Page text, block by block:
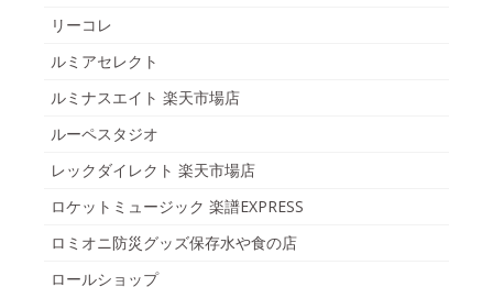
リーコレ
ルミアセレクト
ルミナスエイト 楽天市場店
ルーペスタジオ
レックダイレクト 楽天市場店
ロケットミュージック 楽譜EXPRESS
ロミオニ防災グッズ保存水や食の店
ロールショップ